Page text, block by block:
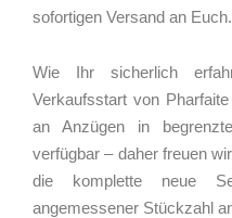
sofortigen Versand an Euch.
Wie Ihr sicherlich
Verkaufsstart von
an Anzügen in
verfügbar – daher freuen
die komplette neue
angemessener Stückzahl